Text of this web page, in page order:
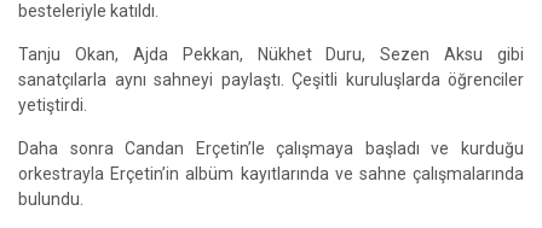
besteleriyle katıldı.
Tanju Okan, Ajda Pekkan, Nükhet Duru, Sezen Aksu gibi
sanatçılarla aynı sahneyi paylaştı. Çeşitli kuruluşlarda öğrenciler
yetiştirdi.
Daha sonra Candan Erçetin’le çalışmaya başladı ve kurduğu
orkestrayla Erçetin’in albüm kayıtlarında ve sahne çalışmalarında
bulundu.